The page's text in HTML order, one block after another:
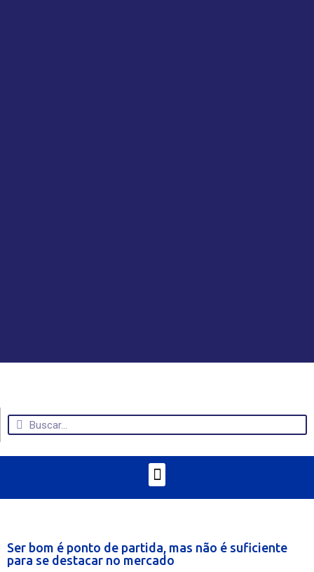
Ser bom é ponto de partida, mas não é suficiente
para se destacar no mercado